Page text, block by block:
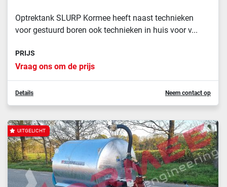
Optrektank SLURP Kormee heeft naast technieken
voor gestuurd boren ook technieken in huis voor v...
PRIJS
Vraag ons om de prijs
Details Neem contact op
UITGELICHT